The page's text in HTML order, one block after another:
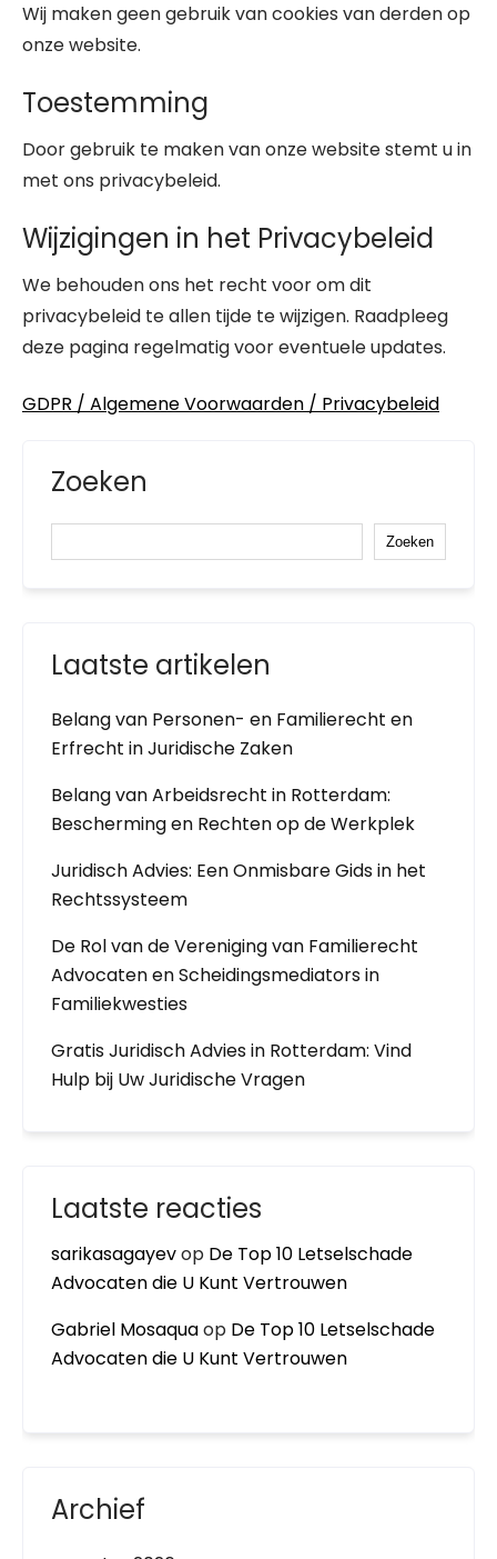
Wij maken geen gebruik van cookies van derden op
onze website.
Toestemming
Door gebruik te maken van onze website stemt u in
met ons privacybeleid.
Wijzigingen in het Privacybeleid
We behouden ons het recht voor om dit
privacybeleid te allen tijde te wijzigen. Raadpleeg
deze pagina regelmatig voor eventuele updates.
GDPR / Algemene Voorwaarden / Privacybeleid
Zoeken
Zoeken
Laatste artikelen
Belang van Personen- en Familierecht en
Erfrecht in Juridische Zaken
Belang van Arbeidsrecht in Rotterdam:
Bescherming en Rechten op de Werkplek
Juridisch Advies: Een Onmisbare Gids in het
Rechtssysteem
De Rol van de Vereniging van Familierecht
Advocaten en Scheidingsmediators in
Familiekwesties
Gratis Juridisch Advies in Rotterdam: Vind
Hulp bij Uw Juridische Vragen
Laatste reacties
sarikasagayevop De Top 10 Letselschade
Advocaten die U Kunt Vertrouwen
Gabriel Mosaquaop De Top 10 Letselschade
Advocaten die U Kunt Vertrouwen
Archief